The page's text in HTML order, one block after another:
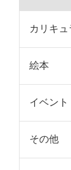
カリキュ
絵本
イベント
その他